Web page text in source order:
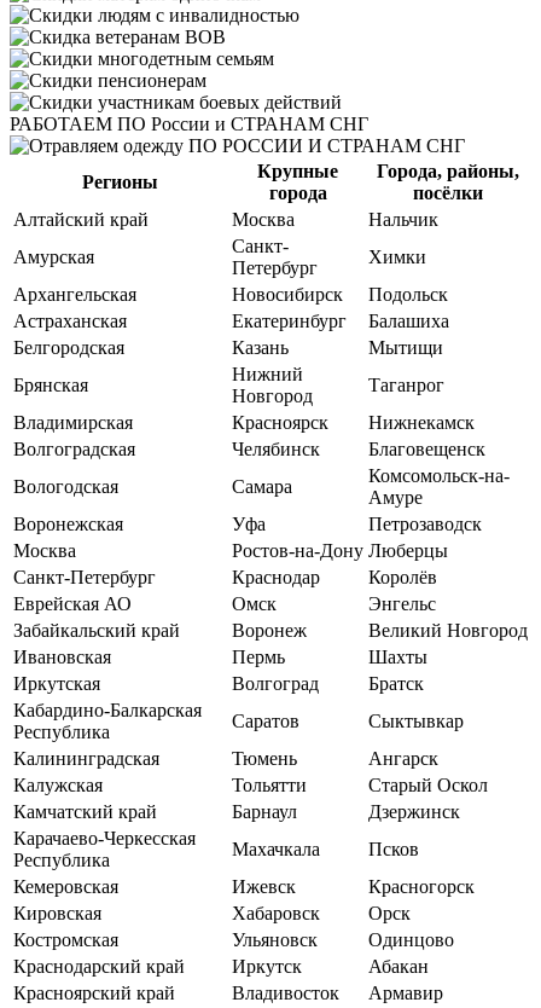
РАБОТАЕМ ПО России и СТРАНАМ СНГ
Регионы
Крупные
города
Города, районы,
посёлки
Алтайский край
Москва
Нальчик
Амурская
Санкт-
Петербург
Химки
Архангельская
Новосибирск
Подольск
Астраханская
Екатеринбург
Балашиха
Белгородская
Казань
Мытищи
Брянская
Нижний
Новгород
Таганрог
Владимирская
Красноярск
Нижнекамск
Волгоградская
Челябинск
Благовещенск
Вологодская
Самара
Комсомольск-на-
Амуре
Воронежская
Уфа
Петрозаводск
Москва
Ростов-на-Дону Люберцы
Санкт-Петербург
Краснодар
Королёв
Еврейская АО
Омск
Энгельс
Забайкальский край
Воронеж
Великий Новгород
Ивановская
Пермь
Шахты
Иркутская
Волгоград
Братск
Кабардино-Балкарская
Республика
Саратов
Сыктывкар
Калининградская
Тюмень
Ангарск
Калужская
Тольятти
Старый Оскол
Камчатский край
Барнаул
Дзержинск
Карачаево-Черкесская
Республика
Махачкала
Псков
Кемеровская
Ижевск
Красногорск
Кировская
Хабаровск
Орск
Костромская
Ульяновск
Одинцово
Краснодарский край
Иркутск
Абакан
Красноярский край
Владивосток
Армавир